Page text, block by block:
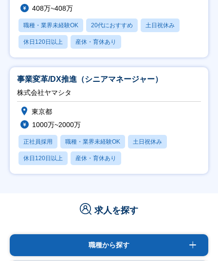
408万~408万
職種・業界未経験OK 20代におすすめ 土日祝休み
休日120日以上 産休・育休あり
事業変革/DX推進（シニアマネージャー）
株式会社ヤマシタ
東京都
1000万~2000万
正社員採用 職種・業界未経験OK 土日祝休み
休日120日以上 産休・育休あり
求人を探す
職種から探す